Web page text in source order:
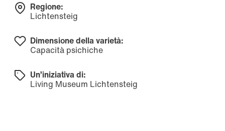
Regione:
Lichtensteig
Dimensione della varietà:
Capacità psichiche
Un’iniziativa di:
Living Museum Lichtensteig